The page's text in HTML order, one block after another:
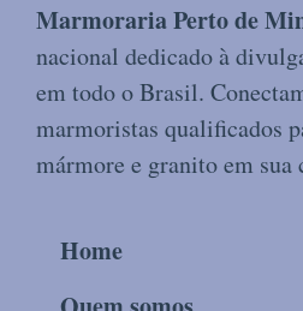
Marmoraria Perto de
nacional dedicado à
em todo o Brasil.
marmoristas qualificados
mármore e granito em sua
Home